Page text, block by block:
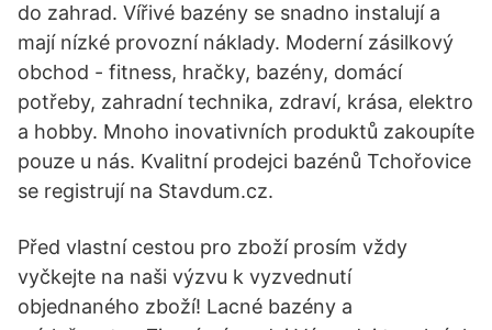
do zahrad. Vířivé bazény se snadno instalují a
mají nízké provozní náklady. Moderní zásilkový
obchod - fitness, hračky, bazény, domácí
potřeby, zahradní technika, zdraví, krása, elektro
a hobby. Mnoho inovativních produktů zakoupíte
pouze u nás. Kvalitní prodejci bazénů Tchořovice
se registrují na Stavdum.cz.
Před vlastní cestou pro zboží prosím vždy
vyčkejte na naši výzvu k vyzvednutí
objednaného zboží! Lacné bazény a